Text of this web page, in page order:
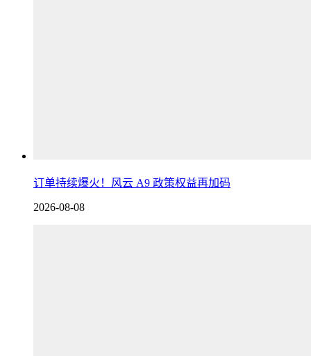
订单持续爆火！风云 A9 政策权益再加码
2026-08-08